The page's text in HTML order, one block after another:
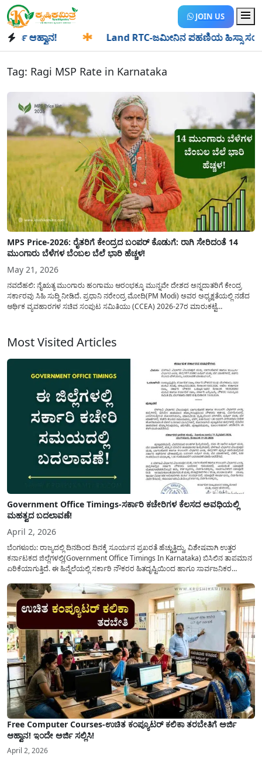
JOIN US
ಆಹ್ವಾನ! Land RTC-ಜಮೀನಿನ ಪಹಣಿಯ ಹಿಸ್ಸಾ ಸಂಖ್ಯೆ
Tag: Ragi MSP Rate in Karnataka
MPS Price-2026: ರೈತರಿಗೆ ಕೇಂದ್ರದ ಬಂಪರ್ ಕೊಡುಗೆ: ರಾಗಿ ಸೇರಿದಂತೆ 14
ಮುಂಗಾರು ಬೆಳೆಗಳ ಬೆಂಬಲ ಬೆಲೆ ಭಾರಿ ಹೆಚ್ಚಳ!
May 21, 2026
ನವದೆಹಲಿ: ನೈಋತ್ಯ ಮುಂಗಾರು ಹಂಗಾಮು ಆರಂಭಕ್ಕೂ ಮುನ್ನವೇ ದೇಶದ ಅನ್ನದಾತರಿಗೆ ಕೇಂದ್ರ
ಸರ್ಕಾರವು ಸಿಹಿ ಸುದ್ದಿ ನೀಡಿದೆ. ಪ್ರಧಾನಿ ನರೇಂದ್ರ ಮೋದಿ(PM Modi) ಅವರ ಅಧ್ಯಕ್ಷತೆಯಲ್ಲಿ ನಡೆದ
ಆರ್ಥಿಕ ವ್ಯವಹಾರಗಳ ಸಚಿವ ಸಂಪುಟ ಸಮಿತಿಯು (CCEA) 2026-27ರ ಮಾರುಕಟ್ಟೆ
Most Visited Articles
Government Office Timings-ಸರ್ಕಾರಿ ಕಚೇರಿಗಳ ಕೆಲಸದ ಅವಧಿಯಲ್ಲಿ
ಮಹತ್ವದ ಬದಲಾವಣೆ!
April 2, 2026
ಬೆಂಗಳೂರು: ರಾಜ್ಯದಲ್ಲಿ ದಿನದಿಂದ ದಿನಕ್ಕೆ ಸೂರ್ಯನ ಪ್ರಖರತೆ ಹೆಚ್ಚುತ್ತಿದ್ದು, ವಿಶೇಷವಾಗಿ ಉತ್ತರ
ಕರ್ನಾಟಕದ ಜಿಲ್ಲೆಗಳಲ್ಲಿ(Government Office Timings In Karnataka) ಬಿಸಿಲಿನ ತಾಪಮಾನ
ಏರಿಕೆಯಾಗುತ್ತಿದೆ. ಈ ಹಿನ್ನೆಲೆಯಲ್ಲಿ ಸರ್ಕಾರಿ ನೌಕರರ ಹಿತದೃಷ್ಟಿಯಿಂದ ಹಾಗೂ ಸಾರ್ವಜನಿಕರ
ಮತ್ತು ಕಲ್ಯಾಣ ಕರ್ನಾಟಕದ ಒಟ್ಟು 9 ಜಿಲ್ಲೆಗಳಲ್ಲಿ ಏಪ್ರಿಲ್...
Free Computer Courses-ಉಚಿತ ಕಂಪ್ಯೂಟರ್ ಕಲಿಕಾ ತರಬೇತಿಗೆ ಅರ್ಜಿ
ಆಹ್ವಾನ! ಇಂದೇ ಅರ್ಜಿ ಸಲ್ಲಿಸಿ!
April 2, 2026